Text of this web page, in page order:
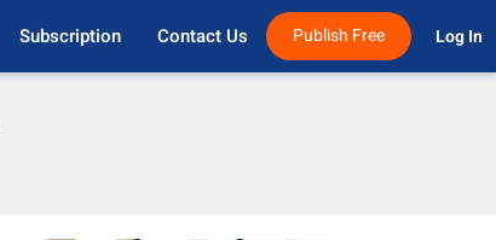
Subscription Contact Us Publish Free Log In